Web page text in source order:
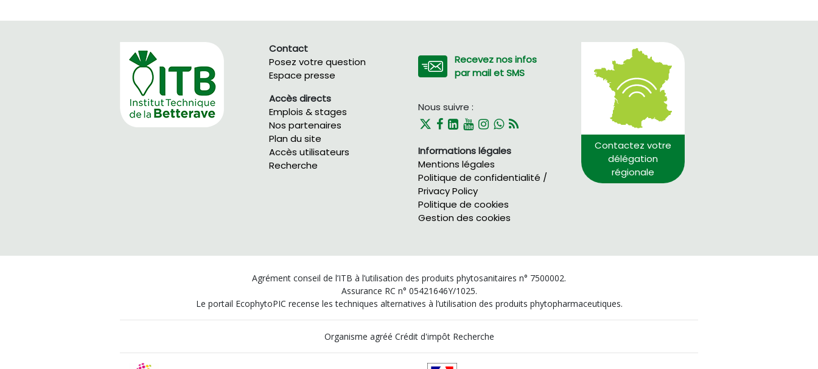
Contactez votre
délégation
régionale
Recevez nos infos
par mail et SMS
Nous suivre :
Informations légales
Mentions légales
Politique de confidentialité /
Privacy Policy
Politique de cookies
Gestion des cookies
Contact
Posez votre question
Espace presse
Accès directs
Emplois & stages
Nos partenaires
Plan du site
Accès utilisateurs
Recherche
Agrément conseil de l’ITB à l’utilisation des produits phytosanitaires n° 7500002.
Assurance RC n° 05421646Y/1025.
Le portail EcophytoPIC recense les techniques alternatives à l’utilisation des produits phytopharmaceutiques.
Organisme agréé Crédit d'impôt Recherche